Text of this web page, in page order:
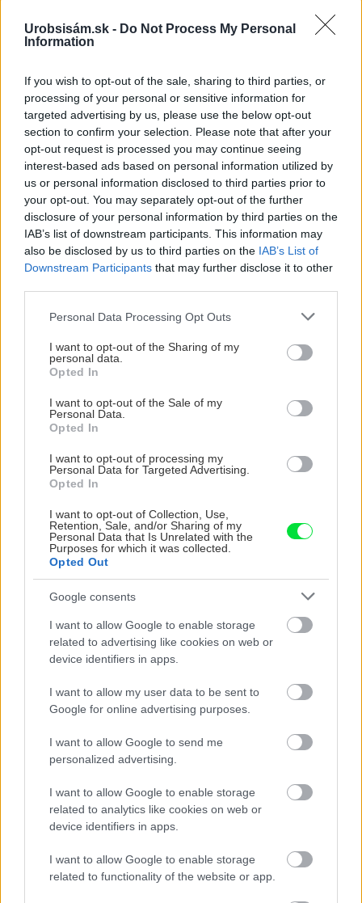
Urobsisám.sk - Do Not Process My Personal
Information
If you wish to opt-out of the sale, sharing to third parties, or
processing of your personal or sensitive information for
targeted advertising by us, please use the below opt-out
section to confirm your selection. Please note that after your
opt-out request is processed you may continue seeing
interest-based ads based on personal information utilized by
us or personal information disclosed to third parties prior to
your opt-out. You may separately opt-out of the further
disclosure of your personal information by third parties on the
IAB’s list of downstream participants. This information may
also be disclosed by us to third parties on the IAB’s List of
Downstream Participants that may further disclose it to other
Please note that this website/app uses one or more Google
not limited to your visit or usage behaviour. You may click to
grant or deny consent to Google and its third-party tags to
use your data for below specified purposes in below Google
consent section.
Personal Data Processing Opt Outs
I want to opt-out of the Sharing of my
personal data.
Opted In
I want to opt-out of the Sale of my
Personal Data.
Opted In
I want to opt-out of processing my
Personal Data for Targeted Advertising.
Opted In
I want to opt-out of Collection, Use,
Retention, Sale, and/or Sharing of my
Personal Data that Is Unrelated with the
Purposes for which it was collected.
Opted Out
Google consents
I want to allow Google to enable storage
related to advertising like cookies on web or
device identifiers in apps.
I want to allow my user data to be sent to
Google for online advertising purposes.
I want to allow Google to send me
personalized advertising.
I want to allow Google to enable storage
related to analytics like cookies on web or
device identifiers in apps.
I want to allow Google to enable storage
related to functionality of the website or app.
NAJČÍTANEJŠIE
TÝŽDEŇ MESIAC
Trvalky, ktoré znesú sucho a teplo? Tieto
vysaďte na miesta, na ktoré slnko svieti celý
Dom s ukážkovou záhradou: Majitelia mali pri
výbere stavebného materiálu jasno
Čo robiť, ak paradajky dozrievajú pomaly? Trik
s odlisťovaním funguje aj cez leto, ale pozor na
Nekupujte drahé lapače: Vyrobte si za 5 minút
domácu pascu na osy a sršne, ktorá ich
nepustí von
pohľady? Vyrobte si takéto masívne orechové
svietidlo
NAŠE ČASOPISY
UROB SI SÁM 7-8/2026
KDE SA DISKUTUJE
Ja som to riešil tieniacimi závesmi v interieri.Je to
pohoda.